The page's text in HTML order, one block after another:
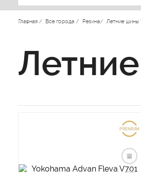
Главная / Все города / Резина/ Летние шины